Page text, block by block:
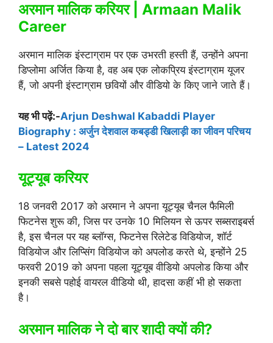
अरमान मालिक करियर | Armaan Malik
Career
अरमान मालिक इंस्टाग्राम पर एक उभरती हस्ती हैं, उन्होंने अपना
डिप्लोमा अर्जित किया है, वह अब एक लोकप्रिय इंस्टाग्राम यूजर
हैं, जो अपनी इंस्टाग्राम छवियों और वीडियो के किए जाने जाते हैं।
यह भी पढ़ें:-Arjun Deshwal Kabaddi Player
Biography : अर्जुन देशवाल कबड्डी खिलाड़ी का जीवन परिचय
– Latest 2024
यूट्यूब करियर
18 जनवरी 2017 को अरमान ने अपना यूट्यूब चैनल फैमिली
फिटनेस शुरू की, जिस पर उनके 10 मिलियन से ऊपर सब्सराइबर्स
है, इस चैनल पर यह ब्लॉग्स, फिटनेस रिलेटेड विडियोज, शॉर्ट
विडियोज और लिप्सिंग विडियोज को अपलोड करते थे, इन्होंने 25
फरवरी 2019 को अपना पहला यूट्यूब वीडियो अपलोड किया और
इनकी सबसे पहोई वायरल वीडियो थी, हादसा कहीं भी हो सकता
है।
अरमान मालिक ने दो बार शादी क्यों की?